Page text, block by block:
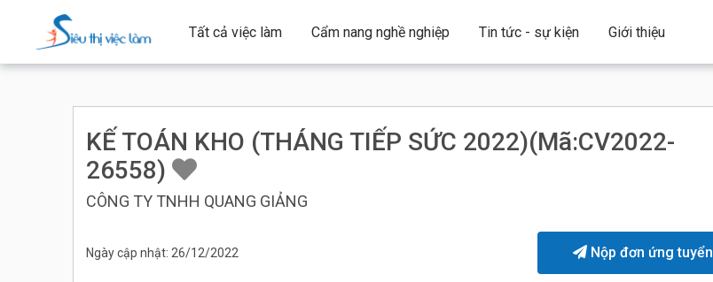
Tất cả việc làm Cẩm nang nghề nghiệp Tin tức - sự kiện Giới thiệu
KẾ TOÁN KHO (THÁNG TIẾP SỨC 2022)(Mã:CV2022-
26558)
CÔNG TY TNHH QUANG GIẢNG
Ngày cập nhật: 26/12/2022 Nộp đơn ứng tuyển